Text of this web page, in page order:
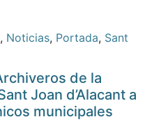
, Noticias, Portada, Sant
de la
Joan d’Alacant a
municipales